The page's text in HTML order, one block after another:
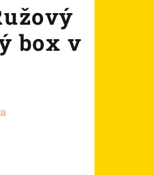
box v